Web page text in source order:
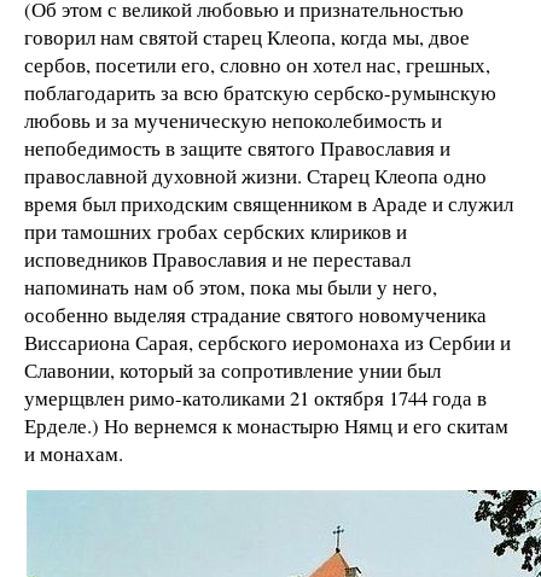
(Об этом с великой любовью и признательностью
говорил нам святой старец Клеопа, когда мы, двое
сербов, посетили его, словно он хотел нас, грешных,
поблагодарить за всю братскую сербско-румынскую
любовь и за мученическую непоколебимость и
непобедимость в защите святого Православия и
православной духовной жизни. Старец Клеопа одно
время был приходским священником в Араде и служил
при тамошних гробах сербских клириков и
исповедников Православия и не переставал
напоминать нам об этом, пока мы были у него,
особенно выделяя страдание святого новомученика
Виссариона Сарая, сербского иеромонаха из Сербии и
Славонии, который за сопротивление унии был
умерщвлен римо-католиками 21 октября 1744 года в
Ерделе.) Но вернемся к монастырю Нямц и его скитам
и монахам.